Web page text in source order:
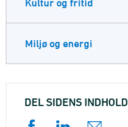
Kultur og fritid
Miljø og energi
DEL SIDENS INDHOLD